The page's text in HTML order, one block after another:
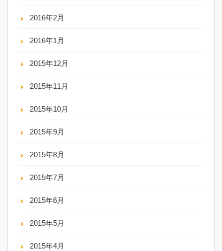
2016年2月
2016年1月
2015年12月
2015年11月
2015年10月
2015年9月
2015年8月
2015年7月
2015年6月
2015年5月
2015年4月